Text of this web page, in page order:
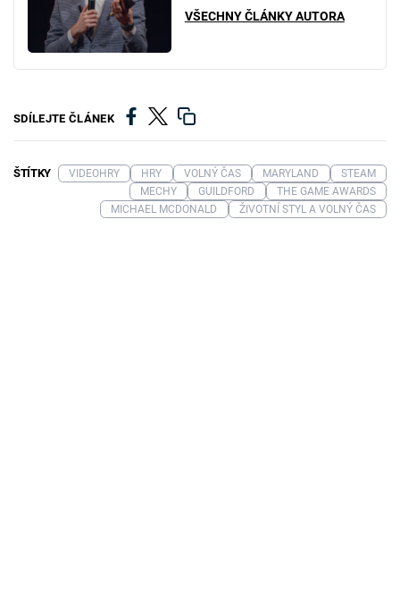
VŠECHNY ČLÁNKY AUTORA
SDÍLEJTE ČLÁNEK
ŠTÍTKY VIDEOHRY HRY VOLNÝ ČAS MARYLAND
STEAM
MECHY
GUILDFORD
THE GAME AWARDS
MICHAEL MCDONALD
ŽIVOTNÍ STYL A VOLNÝ ČAS